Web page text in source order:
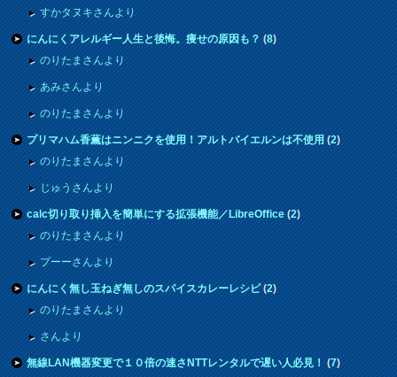
すかタヌキさんより
にんにくアレルギー人生と後悔。痩せの原因も？(8)
のりたまさんより
あみさんより
のりたまさんより
プリマハム香薫はニンニクを使用！アルトバイエルンは不使用(2)
のりたまさんより
じゅうさんより
calc切り取り挿入を簡単にする拡張機能／LibreOffice(2)
のりたまさんより
プーーさんより
にんにく無し玉ねぎ無しのスパイスカレーレシピ(2)
のりたまさんより
さんより
無線LAN機器変更で１０倍の速さNTTレンタルで遅い人必見！(7)